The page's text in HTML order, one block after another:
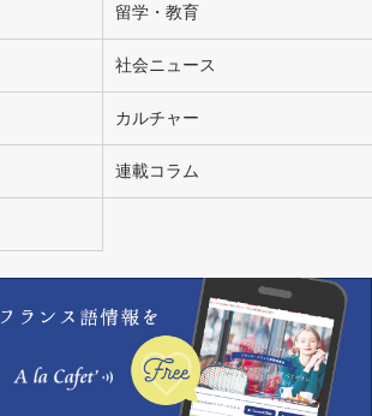
留学・教育
社会ニュース
カルチャー
連載コラム
ライター募集
個人情報の取り扱いについて
Ensemble en Français. All Rights Reserved.